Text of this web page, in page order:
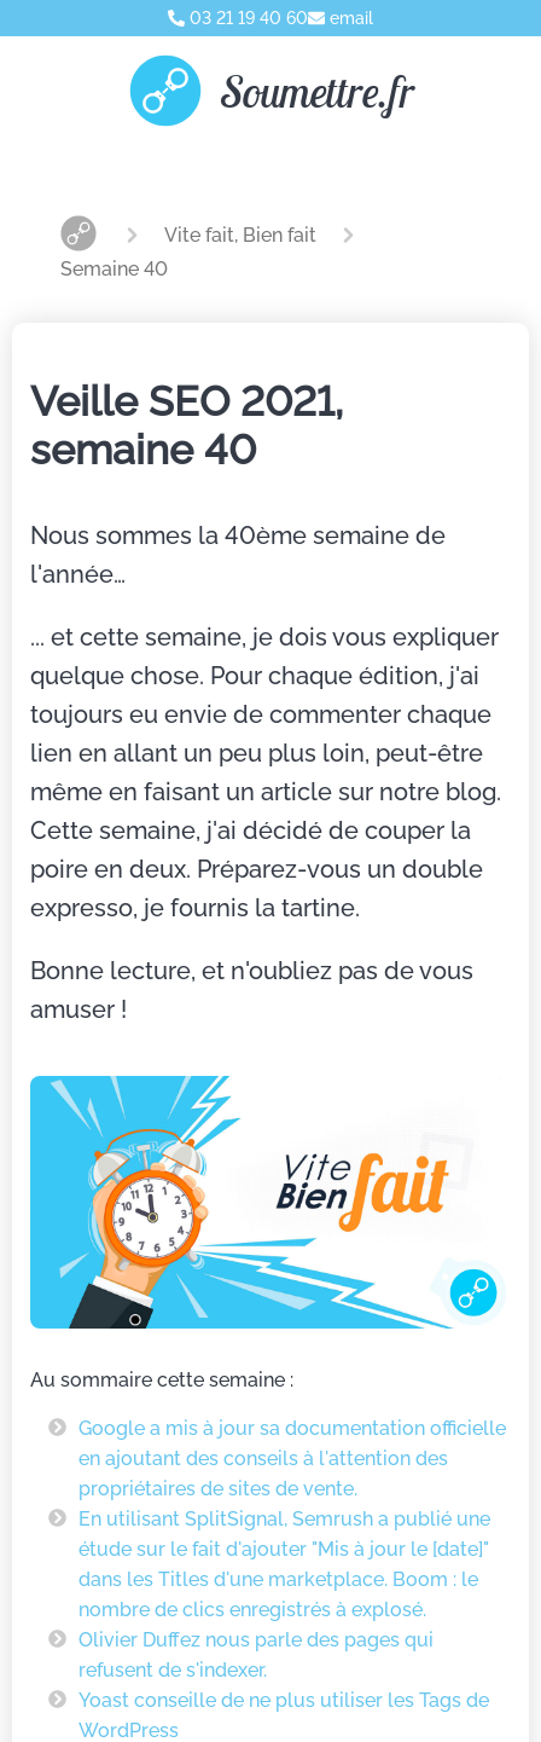
03 21 19 40 60 email
Soumettre.fr
Vite fait, Bien fait
Semaine 40
Veille SEO 2021,
semaine 40
Nous sommes la 40ème semaine de
l'année…
... et cette semaine, je dois vous expliquer
quelque chose. Pour chaque édition, j'ai
toujours eu envie de commenter chaque
lien en allant un peu plus loin, peut-être
même en faisant un article sur notre blog.
Cette semaine, j'ai décidé de couper la
poire en deux. Préparez-vous un double
expresso, je fournis la tartine.
Bonne lecture, et n'oubliez pas de vous
amuser !
Au sommaire cette semaine :
Google a mis à jour sa documentation officielle
en ajoutant des conseils à l'attention des
propriétaires de sites de vente.
En utilisant SplitSignal, Semrush a publié une
étude sur le fait d'ajouter "Mis à jour le [date]"
dans les Titles d'une marketplace. Boom : le
nombre de clics enregistrés à explosé.
Olivier Duffez nous parle des pages qui
refusent de s'indexer.
Yoast conseille de ne plus utiliser les Tags de
WordPress